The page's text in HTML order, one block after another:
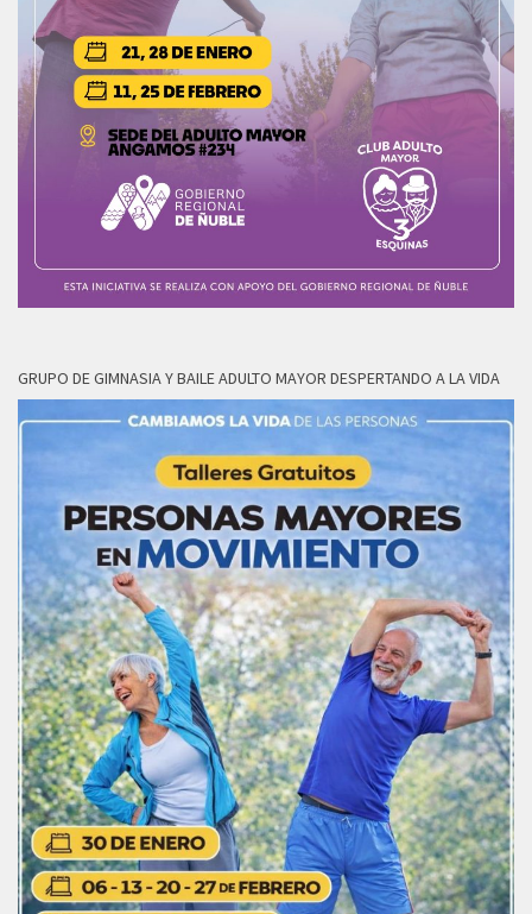
GRUPO DE GIMNASIA Y BAILE ADULTO MAYOR DESPERTANDO A LA VIDA